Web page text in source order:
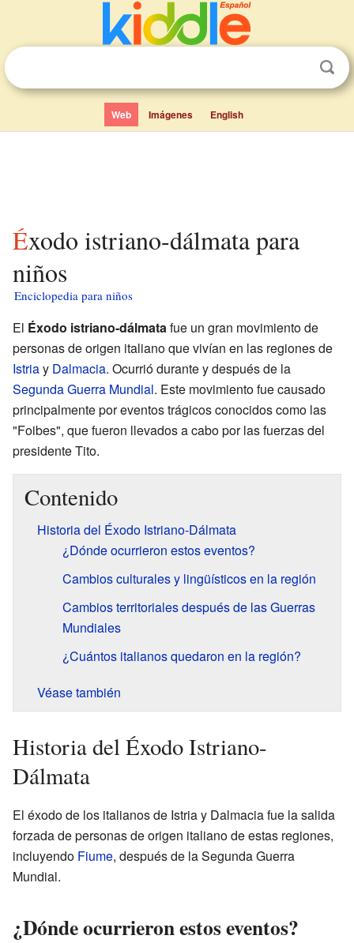
Web Imágenes English
Éxodo istriano-dálmata para
niños
Enciclopedia para niños
El Éxodo istriano-dálmatafue un gran movimiento de
personas de origen italiano que vivían en las regiones de
Istriay Dalmacia. Ocurrió durante y después de la
Segunda Guerra Mundial. Este movimiento fue causado
principalmente por eventos trágicos conocidos como las
"Foibes", que fueron llevados a cabo por las fuerzas del
presidente Tito.
Contenido
Historia del Éxodo Istriano-Dálmata
¿Dónde ocurrieron estos eventos?
Cambios culturales y lingüísticos en la región
Cambios territoriales después de las Guerras
Mundiales
¿Cuántos italianos quedaron en la región?
Véase también
Historia del Éxodo Istriano-
Dálmata
El éxodo de los italianos de Istria y Dalmacia fue la salida
forzada de personas de origen italiano de estas regiones,
incluyendo Fiume, después de la Segunda Guerra
Mundial.
¿Dónde ocurrieron estos eventos?